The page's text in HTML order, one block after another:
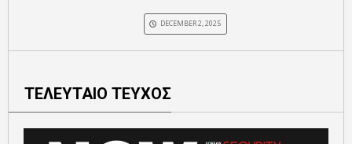
DECEMBER 2, 2025
ΤΕΛΕΥΤΑΙΟ ΤΕΥΧΟΣ